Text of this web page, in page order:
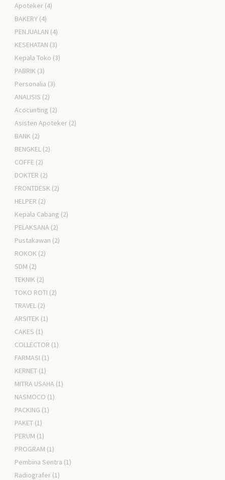
Apoteker (4)
BAKERY (4)
PENJUALAN (4)
KESEHATAN (3)
Kepala Toko (3)
PABRIK (3)
Personalia (3)
ANALISIS (2)
Acocunting (2)
Asisten Apoteker (2)
BANK (2)
BENGKEL (2)
COFFE (2)
DOKTER (2)
FRONTDESK (2)
HELPER (2)
Kepala Cabang (2)
PELAKSANA (2)
Pustakawan (2)
ROKOK (2)
SDM (2)
TEKNIK (2)
TOKO ROTI (2)
TRAVEL (2)
ARSITEK (1)
CAKES (1)
COLLECTOR (1)
FARMASI (1)
KERNET (1)
MITRA USAHA (1)
NASMOCO (1)
PACKING (1)
PAKET (1)
PERUM (1)
PROGRAM (1)
Pembina Sentra (1)
Radiografer (1)